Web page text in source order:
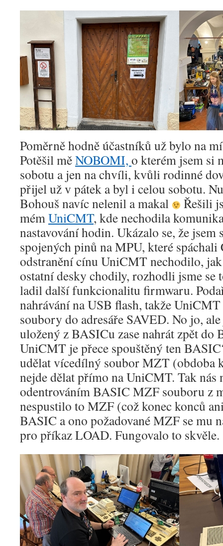
Poměrně hodně účastníků už bylo na
Potěšil měNOBOMI, o kterém jsem si
sobotu a jen na chvíli, kvůli rodinné
přijel už v pátek a byl i celou sobotu.
Bohouš navíc nelenil a makal
Řešili
mémUniCMT, kde nechodila
nastavování hodin. Ukázalo se, že jsem
spojených pinů na MPU, které spáchali
odstranění cínu UniCMT nechodilo,
ostatní desky chodily, rozhodli jsme se
ladil další funkcionalitu firmwaru.
nahrávání na USB flash, takže
soubory do adresáře SAVED. No jo,
uložený z BASICu zase nahrát zpět do
UniCMT je přece spouštěný ten
udělat vícedílný soubor MZT (obdoba
nejde dělat přímo na UniCMT. Tak nás
odentrováním BASIC MZF souboru z
nespustilo to MZF (což konec konců
BASIC a ono požadované MZF se mu
pro příkaz LOAD. Fungovalo to skvěle.